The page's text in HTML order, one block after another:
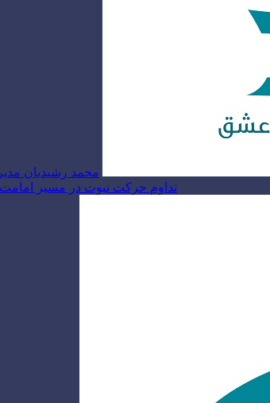
محمد رشیدیان
تداوم حرکت نبوت در مسیر امامت